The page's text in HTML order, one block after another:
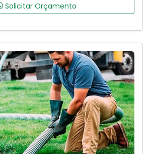
Solicitar Orçamento